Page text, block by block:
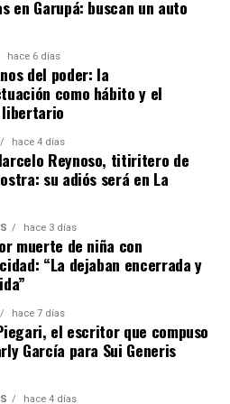
reales lo que uno
con proyección
actualmente a 17 personas,
ingenieros de diseño y
de yerba mate, té y
agrícolas como
fertilizadoras y otros
productivas de
de maquinaria en los últimos
su actividad
en Garupá: buscan un auto
hace 6 días
del poder: la
como hábito y el
libertario
hace 4 días
Reynoso, titiritero de
su adiós será en La
hace 3 días
muerte de niña con
“La dejaban encerrada y
hace 7 días
el escritor que compuso
García para Sui Generis
hace 4 días